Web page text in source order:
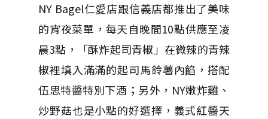
NY Bagel仁愛店跟信義店都推出了美味
的宵夜菜單，每天自晚間10點供應至凌
晨3點，「酥炸起司青椒」在微辣的青辣
椒裡填入滿滿的起司馬鈴薯內餡，搭配
伍思特醬特別下酒；另外，NY嫩炸雞、
炒野菇也是小點的好選擇，義式紅醬天